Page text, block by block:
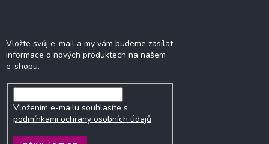
Vložte svůj e-mail a my vám budeme zasílat
informace o nových produktech na našem
e-shopu.
Vložením e-mailu souhlasíte s
podmínkami ochrany osobních údajů